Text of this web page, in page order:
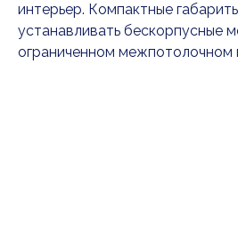
интерьер. Компактные
устанавливать бескорпусные
ограниченном межпотолочном